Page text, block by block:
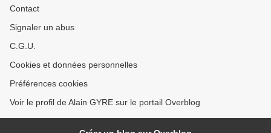
Contact
Signaler un abus
C.G.U.
Cookies et données personnelles
Préférences cookies
Voir le profil de Alain GYRE sur le portail Overblog